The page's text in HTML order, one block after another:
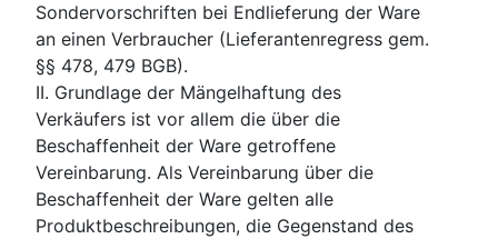
Sondervorschriften bei Endlieferung der Ware
an einen Verbraucher (Lieferantenregress gem.
§§ 478, 479 BGB).
II. Grundlage der Mängelhaftung des
Verkäufers ist vor allem die über die
Beschaffenheit der Ware getroffene
Vereinbarung. Als Vereinbarung über die
Beschaffenheit der Ware gelten alle
Produktbeschreibungen, die Gegenstand des